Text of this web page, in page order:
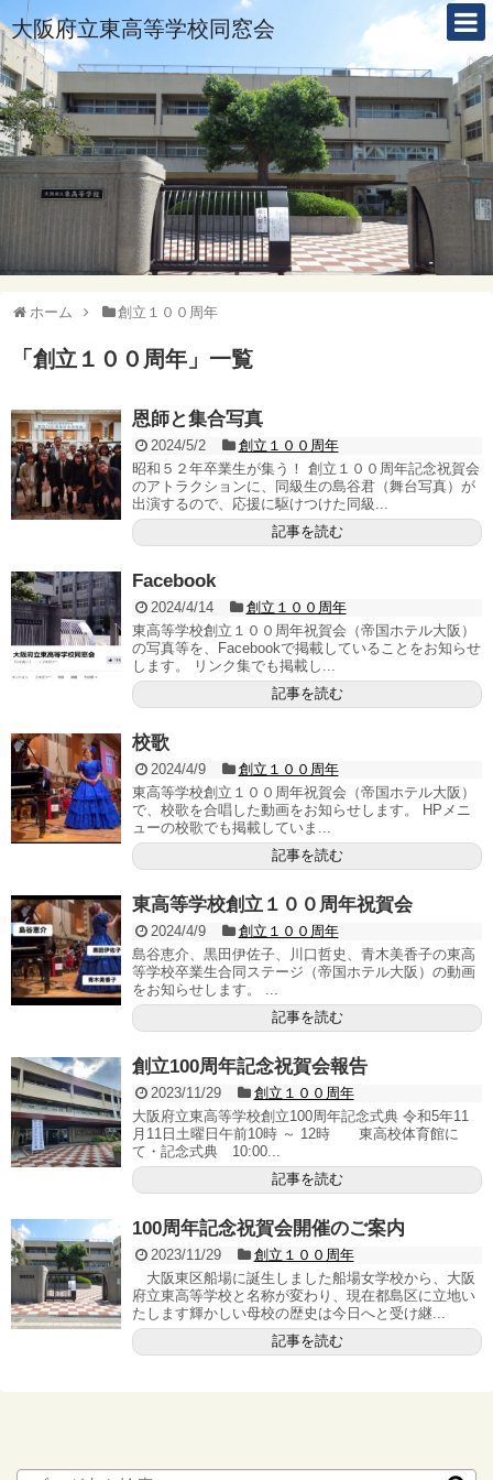
大阪府立東高等学校同窓会
ホーム 創立１００周年
「 創立１００周年 」 一覧
恩師と集合写真
2024/5/2
創立１００周年
昭和５２年卒業生が集う！ 創立１００周年記念祝賀会
のアトラクションに、同級生の島谷君（舞台写真）が
出演するので、応援に駆けつけた同級...
記事を読む
Facebook
2024/4/14
創立１００周年
東高等学校創立１００周年祝賀会（帝国ホテル大阪）
の写真等を、Facebookで掲載していることをお知らせ
します。 リンク集でも掲載し...
記事を読む
校歌
2024/4/9
創立１００周年
東高等学校創立１００周年祝賀会（帝国ホテル大阪）
で、校歌を合唱した動画をお知らせします。 HPメニ
ューの校歌でも掲載していま...
記事を読む
東高等学校創立１００周年祝賀会
2024/4/9
創立１００周年
島谷恵介、黒田伊佐子、川口哲史、青木美香子の東高
等学校卒業生合同ステージ（帝国ホテル大阪）の動画
をお知らせします。 ...
記事を読む
創立100周年記念祝賀会報告
2023/11/29
創立１００周年
大阪府立東高等学校創立100周年記念式典 令和5年11
月11日土曜日午前10時 ～ 12時 東高校体育館に
て・記念式典 10:00...
記事を読む
100周年記念祝賀会開催のご案内
2023/11/29
創立１００周年
大阪東区船場に誕生しました船場女学校から、大阪
府立東高等学校と名称が変わり、現在都島区に立地い
たします輝かしい母校の歴史は今日へと受け継...
記事を読む